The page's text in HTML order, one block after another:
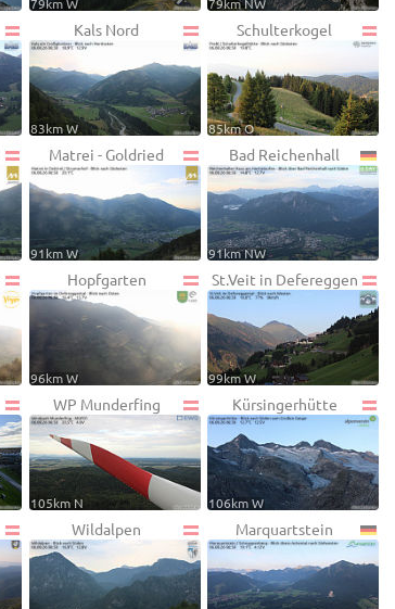
Kals Nord
83km W
Schulterkogel
85km O
Matrei - Goldried
91km W
Bad Reichenhall
91km NW
Hopfgarten
96km W
St.Veit in Defereggen
99km W
WP Munderfing
105km N
Kürsingerhütte
106km W
Wildalpen Marquartstein